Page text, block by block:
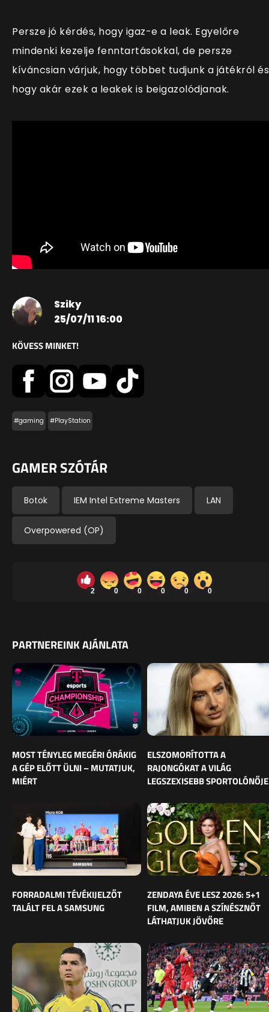
Persze jó kérdés, hogy igaz-e a leak. Egyelőre
mindenki kezelje fenntartásokkal, de persze
kíváncsian várjuk, hogy többet tudjunk a játékról
hogy akár ezek a leakek is beigazolódjanak.
Sziky
25/07/11 16:00
KÖVESS MINKET!
#gaming #PlayStation
GAMER SZÓTÁR
Botok IEM Intel Extreme Masters LAN
Overpowered (OP)
2 0 0 0 0 0
PARTNEREINK AJÁNLATA
MOST TÉNYLEG MEGÉRI ÓRÁKIG
A GÉP ELŐTT ÜLNI – MUTATJUK,
MIÉRT
ELSZOMORÍTOTTA A
RAJONGÓKAT A VILÁG
LEGSZEXISEBB SPORTOLÓNŐJE
FORRADALMI TÉVÉKIJELZŐT
TALÁLT FEL A SAMSUNG
ZENDAYA ÉVE LESZ 2026: 5+1
FILM, AMIBEN A SZÍNÉSZNŐT
LÁTHATJUK JÖVŐRE